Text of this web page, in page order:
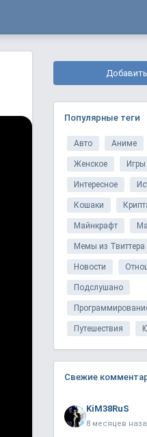
Популярные теги
Авто Аниме
Женское Игры
Интересное
Кошаки
Майнкрафт
Мемы из Твиттера
Новости
Подслушано
Путешествия
Свежие
KiM38RuS
8 месяцев